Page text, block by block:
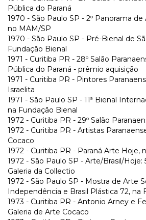
Pública do Paraná
1970 - São Paulo SP - 2º Panorama de
no MAM/SP
1970 - São Paulo SP - Pré-Bienal de
Fundação Bienal
1971 - Curitiba PR - 28º Salão
Pública do Paraná - prêmio aquisição
1971 - Curitiba PR - Pintores
Israelita
1971 - São Paulo SP - 11ª Bienal
na Fundação Bienal
1972 - Curitiba PR - 29º Salão
1972 - Curitiba PR - Artistas
Cocaco
1972 - Curitiba PR - Paraná Arte Hoje,
1972 - São Paulo SP - Arte/Brasil/Hoje:
Galeria da Collectio
1972 - São Paulo SP - Mostra de Arte
Independência e Brasil Plástica 72, na
1973 - Curitiba PR - Antonio Arney e
Galeria de Arte Cocaco